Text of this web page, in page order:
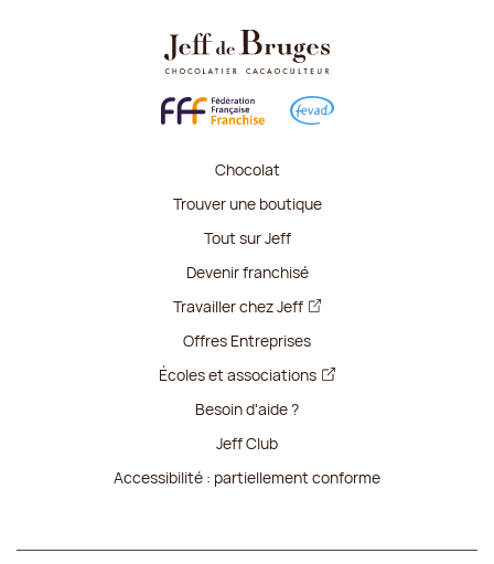
Chocolat
Trouver une boutique
Tout sur Jeff
Devenir franchisé
Travailler chez Jeff
Offres Entreprises
Écoles et associations
Besoin d'aide ?
Jeff Club
Accessibilité : partiellement conforme